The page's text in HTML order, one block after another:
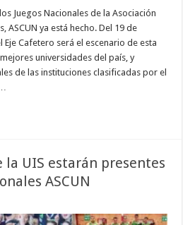
Juegos Nacionales de la Asociación
ASCUN ya está hecho. Del 19 de
Cafetero será el escenario de esta
universidades del país, y
de las instituciones clasificadas por el
UIS estarán presentes
ASCUN